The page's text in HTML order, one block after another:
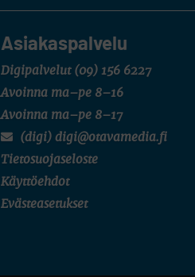
Asiakaspalvelu
Digipalvelut (09) 156 6227
Avoinna ma–pe 8–16
Avoinna ma–pe 8–17
(digi) digi@otavamedia.fi
Tietosuojaseloste
Käyttöehdot
Evästeasetukset